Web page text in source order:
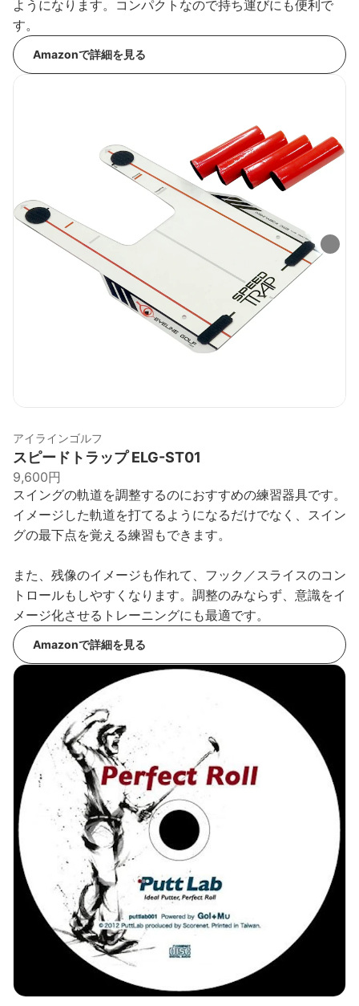
ようになります。コンパクトなので持ち運びにも便利で
す。
Amazonで詳細を見る
アイラインゴルフ
スピードトラップ ELG-ST01
9,600円
スイングの軌道を調整するのにおすすめの練習器具です。
イメージした軌道を打てるようになるだけでなく、スイン
グの最下点を覚える練習もできます。
また、残像のイメージも作れて、フック／スライスのコン
トロールもしやすくなります。調整のみならず、意識をイ
メージ化させるトレーニングにも最適です。
Amazonで詳細を見る